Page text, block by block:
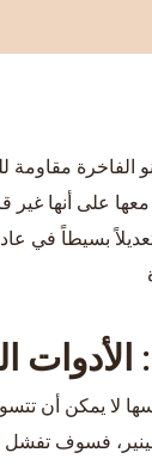
على أنها
بسيطاً في
لا يمكن أن
فسوف تفشل